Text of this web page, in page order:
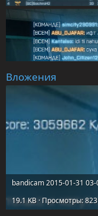
Вложения
19.1 KB · Просмотры: 823